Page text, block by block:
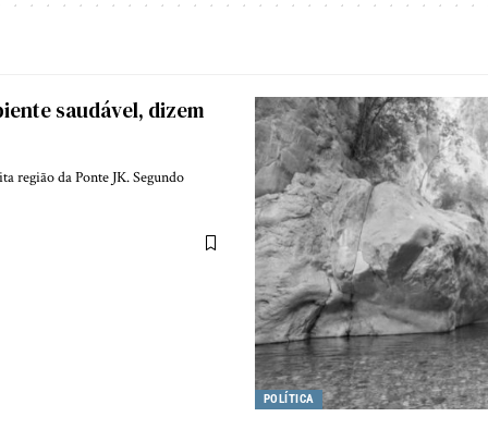
POLÍTICA
saudável, dizem
região da Ponte JK. Segundo